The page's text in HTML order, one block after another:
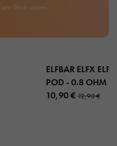
Stück sparen.
ELFBAR ELFX
POD - 0.8 OHM 3
10,90 €12,90 €